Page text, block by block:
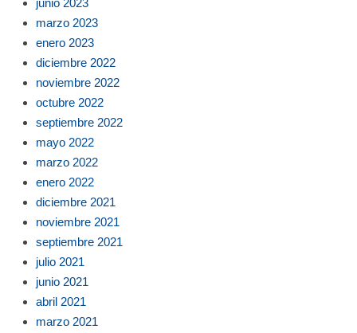
marzo 2023
enero 2023
diciembre 2022
noviembre 2022
octubre 2022
septiembre 2022
mayo 2022
marzo 2022
enero 2022
diciembre 2021
noviembre 2021
septiembre 2021
julio 2021
junio 2021
abril 2021
marzo 2021